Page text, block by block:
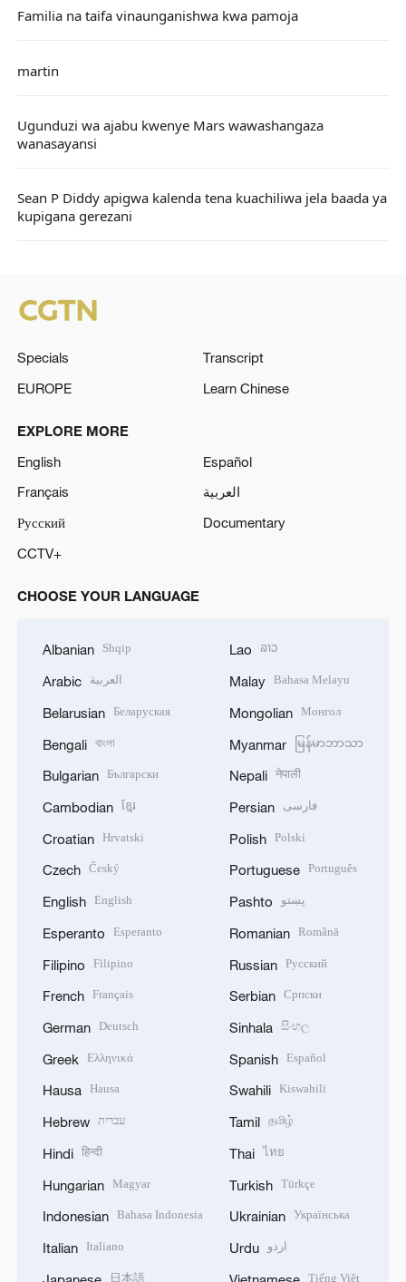
Familia na taifa vinaunganishwa kwa pamoja
martin
Ugunduzi wa ajabu kwenye Mars wawashangaza
wanasayansi
Sean P Diddy apigwa kalenda tena kuachiliwa jela baada ya
kupigana gerezani
Specials
Transcript
EUROPE
Learn Chinese
EXPLORE MORE
English
Español
Français
العربية
Русский
Documentary
CCTV+
CHOOSE YOUR LANGUAGE
Albanian Shqip
Arabic العربية
Belarusian Беларуская
Bengali বাংলা
Bulgarian Български
Cambodian ខ្មែរ
Croatian Hrvatski
Czech Český
English English
Esperanto Esperanto
Filipino Filipino
French Français
German Deutsch
Greek Ελληνικά
Hausa Hausa
Hebrew עברית
Hindi हिन्दी
Hungarian Magyar
Indonesian Bahasa Indonesia
Italian Italiano
日本語
Lao ລາວ
Malay Bahasa Melayu
Mongolian Монгол
Myanmar မြန်မာဘာသာ
Nepali नेपाली
Persian فارسی
Polish Polski
Portuguese Português
Pashto پښتو
Romanian Română
Russian Русский
Serbian Српски
Sinhala සිංහල
Spanish Español
Swahili Kiswahili
Tamil தமிழ்
Thai ไทย
Turkish Türkçe
Ukrainian Українська
Urdu اردو
Tiếng Việt